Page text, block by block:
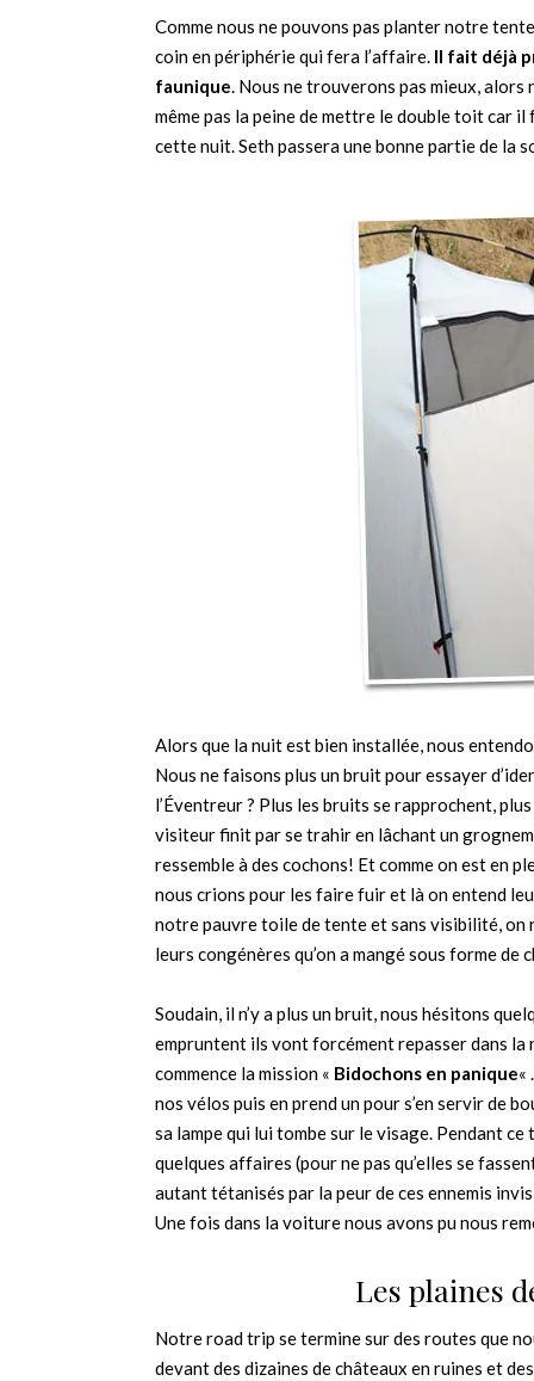
Comme nous ne pouvons pas planter notre
coin en périphérie qui fera l’affaire. Il fait déjà
faunique. Nous ne trouverons pas mieux, alors
même pas la peine de mettre le double toit car
cette nuit. Seth passera une bonne partie de la
Alors que la nuit est bien installée, nous
Nous ne faisons plus un bruit pour essayer
l’Éventreur ? Plus les bruits se rapprochent,
visiteur finit par se trahir en lâchant un
ressemble à des cochons! Et comme on est en
nous crions pour les faire fuir et là on entend
notre pauvre toile de tente et sans visibilité, on
leurs congénères qu’on a mangé sous forme
Soudain, il n’y a plus un bruit, nous hésitons
empruntent ils vont forcément repasser dans la
commence la mission « Bidochons en panique«
nos vélos puis en prend un pour s’en servir de
sa lampe qui lui tombe sur le visage. Pendant
quelques affaires (pour ne pas qu’elles se
autant tétanisés par la peur de ces ennemis
Une fois dans la voiture nous avons pu nous
Les plaines
Notre road trip se termine sur des routes que
devant des dizaines de châteaux en ruines et